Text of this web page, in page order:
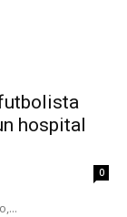
hospital
0